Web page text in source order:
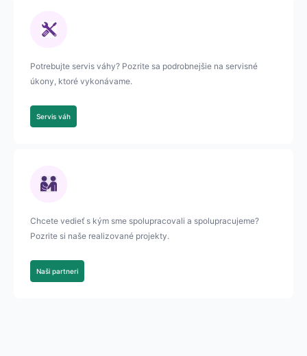
Potrebujte servis váhy? Pozrite sa podrobnejšie na servisné
úkony, ktoré vykonávame.
Servis váh
Chcete vedieť s kým sme spolupracovali a spolupracujeme?
Pozrite si naše realizované projekty.
Naši partneri